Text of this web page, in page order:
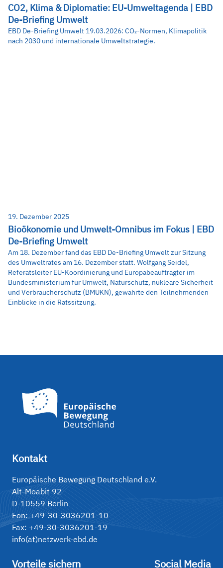
CO2, Klima & Diplomatie: EU-Umweltagenda | EBD
De-Briefing Umwelt
EBD De-Briefing Umwelt 19.03.2026: CO₂-Normen, Klimapolitik
nach 2030 und internationale Umweltstrategie.
19. Dezember 2025
Bioökonomie und Umwelt-Omnibus im Fokus | EBD
De-Briefing Umwelt
Am 18. Dezember fand das EBD De-Briefing Umwelt zur Sitzung
des Umweltrates am 16. Dezember statt. Wolfgang Seidel,
Referatsleiter EU-Koordinierung und Europabeauftragter im
Bundesministerium für Umwelt, Naturschutz, nukleare Sicherheit
und Verbraucherschutz (BMUKN), gewährte den Teilnehmenden
Einblicke in die Ratssitzung.
Kontakt
Europäische Bewegung Deutschland e.V.
Alt-Moabit 92
D-10559 Berlin
Fon: +49-30-3036201-10
Fax: +49-30-3036201-19
info(at)netzwerk-ebd.de
Vorteile sichern Social Media